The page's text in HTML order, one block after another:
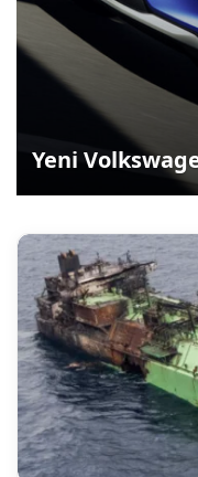
Yeni